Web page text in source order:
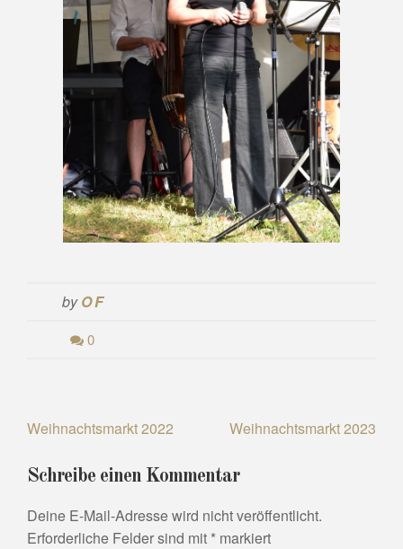
byOF
0
Beitragsnavigation
Weihnachtsmarkt 2022 Weihnachtsmarkt 2023
Schreibe einen Kommentar
Deine E-Mail-Adresse wird nicht veröffentlicht.
Erforderliche Felder sind mit * markiert